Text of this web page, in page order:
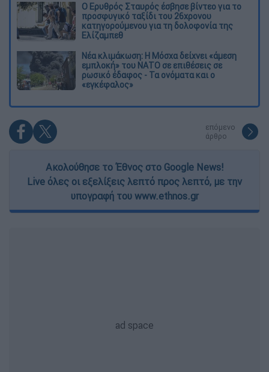
Ο Ερυθρός Σταυρός έσβησε βίντεο για το
προσφυγικό ταξίδι του 26χρονου
κατηγορούμενου για τη δολοφονία της
Ελίζαμπεθ
Νέα κλιμάκωση: Η Μόσχα δείχνει «άμεση
εμπλοκή» του ΝΑΤΟ σε επιθέσεις σε
ρωσικό έδαφος - Τα ονόματα και ο
«εγκέφαλος»
επόμενο
άρθρο
Ακολούθησε το Έθνος στο Google News!
Live όλες οι εξελίξεις λεπτό προς λεπτό, με την
υπογραφή του www.ethnos.gr